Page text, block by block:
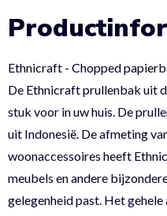
Ethnicraft - Chopped
De Ethnicraft prullenbak uit
stuk voor in uw huis. De
uit Indonesië. De afmeting
woonaccessoires heeft
meubels en andere
gelegenheid past. Het